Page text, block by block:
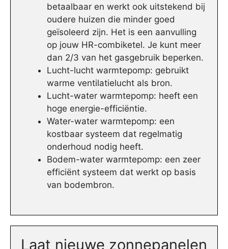
betaalbaar en werkt ook uitstekend bij
oudere huizen die minder goed
geïsoleerd zijn. Het is een aanvulling
op jouw HR-combiketel. Je kunt meer
dan 2/3 van het gasgebruik beperken.
Lucht-lucht warmtepomp: gebruikt
warme ventilatielucht als bron.
Lucht-water warmtepomp: heeft een
hoge energie-efficiëntie.
Water-water warmtepomp: een
kostbaar systeem dat regelmatig
onderhoud nodig heeft.
Bodem-water warmtepomp: een zeer
efficiënt systeem dat werkt op basis
van bodembron.
Laat nieuwe zonnepanelen